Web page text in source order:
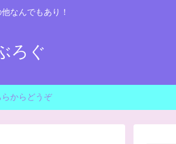
なんでもあり！
ろぐ
からどうぞ